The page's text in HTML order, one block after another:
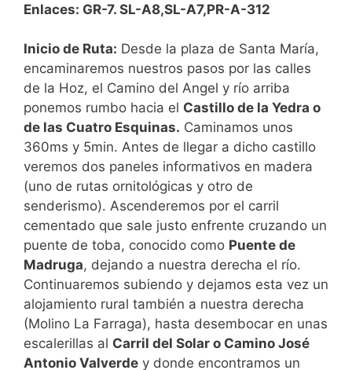
Enlaces: GR-7. SL-A8,SL-A7,PR-A-312
Inicio de Ruta: Desde la plaza de Santa María,
encaminaremos nuestros pasos por las calles
de la Hoz, el Camino del Angel y río arriba
ponemos rumbo hacia el Castillo de la Yedra o
de las Cuatro Esquinas. Caminamos unos
360ms y 5min. Antes de llegar a dicho castillo
veremos dos paneles informativos en madera
(uno de rutas ornitológicas y otro de
senderismo). Ascenderemos por el carril
cementado que sale justo enfrente cruzando un
puente de toba, conocido como Puente de
Madruga, dejando a nuestra derecha el río.
Continuaremos subiendo y dejamos esta vez un
alojamiento rural también a nuestra derecha
(Molino La Farraga), hasta desembocar en unas
escalerillas al Carril del Solar o Camino José
Antonio Valverde y donde encontramos un